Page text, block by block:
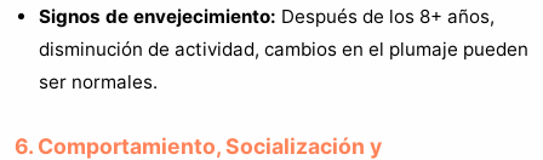
Signos de envejecimiento: Después de los 8+ años,
disminución de actividad, cambios en el plumaje pueden
ser normales.
6. Comportamiento, Socialización y